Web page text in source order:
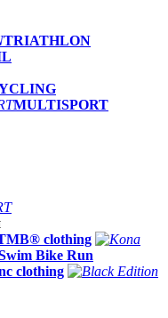
TRIATHLON
MULTISPORT
clothing
Bike Run
clothing